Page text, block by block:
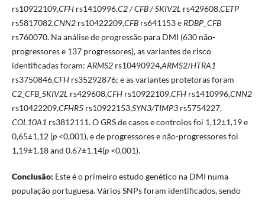
rs10922109,CFHrs1410996,C2 / CFB / SKIV2L rs429608,CETP
rs5817082,CNN2rs10422209,CFBrs641153 e RDBP_ CFB
rs760070. Na análise de progressão para DMI (630 não-
progressores e 137 progressores), as variantes de risco
identificadas foram: ARMS2rs10490924,ARMS2/HTRA1
rs3750846,CFHrs35292876; e as variantes protetoras foram
C2_CFB_SKIV2L rs429608,CFHrs10922109,CFHrs1410996,CNN2
rs10422209,CFHR5rs10922153,SYN3/TIMP3rs5754227,
COL10A1 rs3812111. O GRS de casos e controlos foi 1,12±1,19 e
0,65±1,12 (p <0,001), e de progressores e não-progressores foi
1,19±1,18 and 0.67±1.14(p<0,001).
Conclusão: Este é o primeiro estudo genético na DMI numa
população portuguesa. Vários SNPs foram identificados, sendo